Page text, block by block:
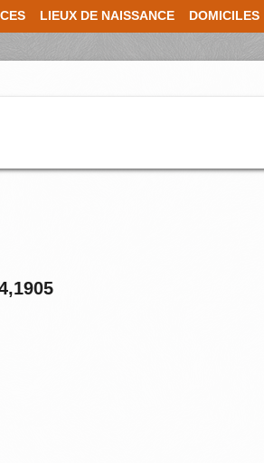
LIEUX DE NAISSANCE DOMICILES